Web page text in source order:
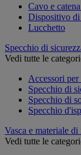
Cavo e
Dispositivo
Lucchetto
Specchio di
Vedi tutte le
Accessori per
Specchio di
Specchio di
Specchio
Vasca e materiale
Vedi tutte le